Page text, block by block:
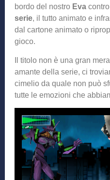
bordo del nostro Eva contro
serie, il tutto animato e
dal cartone animato o
gioco.
Il titolo non è una gran
amante della serie, ci
cimelio da quale non può
tutte le emozioni che